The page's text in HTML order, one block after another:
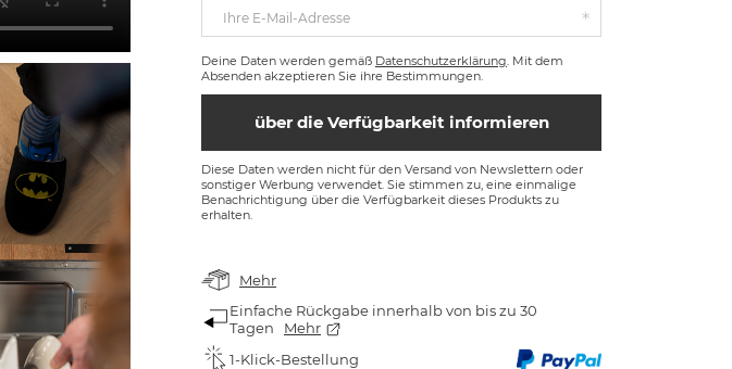
Ihre E-Mail-Adresse
Deine Daten werden gemäß Datenschutzerklärung. Mit dem
Absenden akzeptieren Sie ihre Bestimmungen.
über die Verfügbarkeit informieren
Diese Daten werden nicht für den Versand von Newslettern oder
sonstiger Werbung verwendet. Sie stimmen zu, eine einmalige
Benachrichtigung über die Verfügbarkeit dieses Produkts zu
erhalten.
Mehr
Einfache Rückgabe innerhalb von bis zu 30
Tagen
Mehr
1-Klick-Bestellung